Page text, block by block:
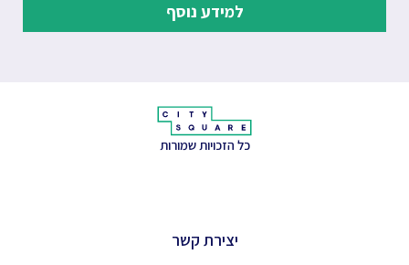
למידע נוסף
כל הזכויות שמורות
יצירת קשר